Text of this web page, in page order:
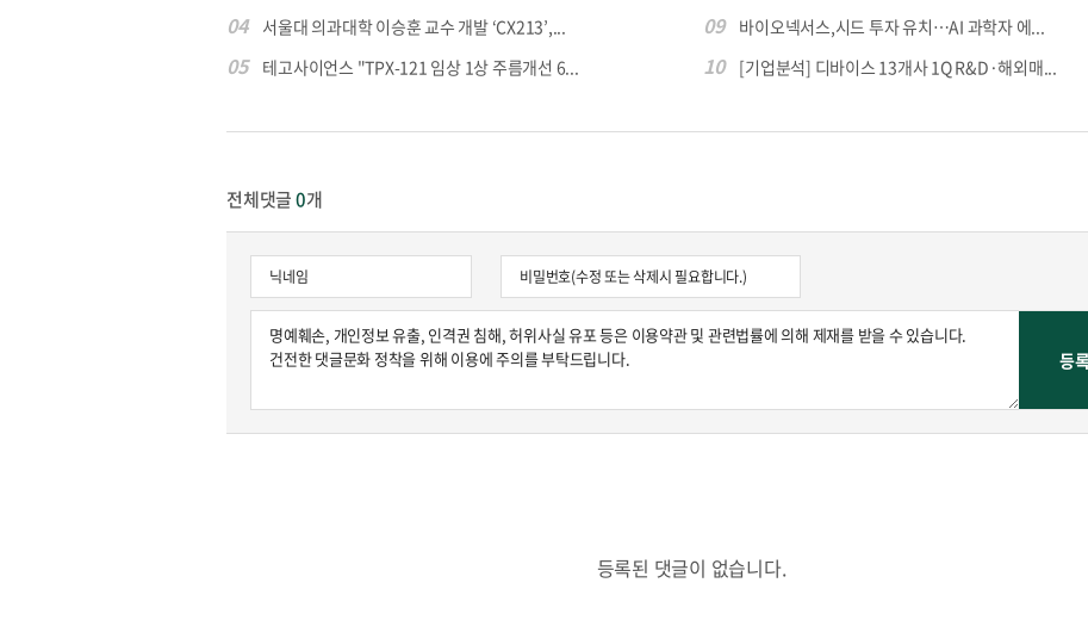
04 서울대 의과대학 이승훈 교수 개발 ‘CX213’,...
05 테고사이언스 "TPX-121 임상 1상 주름개선 6...
09 바이오넥서스,시드 투자 유치…AI 과학자 에...
10 [기업분석] 디바이스 13개사 1Q R&D·해외매...
전체댓글0개
등록된 댓글이 없습니다.